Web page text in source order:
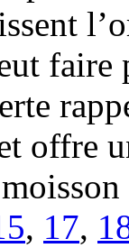
offre
, 17,